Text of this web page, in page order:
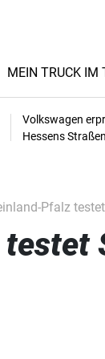
MEIN TRUCK IM
Volkswagen
Hessens Straßen
Pfalz